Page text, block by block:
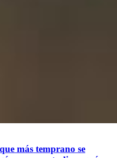
más temprano se